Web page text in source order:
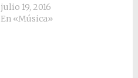
claro. Y no, no voy a
compararles, son
julio 19, 2016
En «Música»